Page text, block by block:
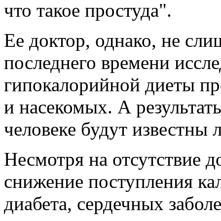
что такое простуда".
Ее доктор, однако, не
последнего времени
гипокалорийной диеты
и насекомых. А
человеке будут известны
Несмотря на отсутствие
снижение поступления
диабета, сердечных